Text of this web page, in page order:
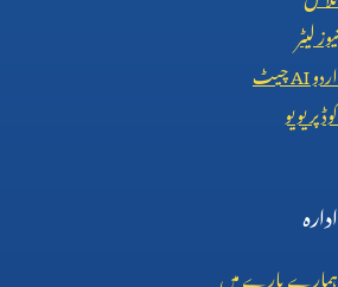
نیوز لیٹر
اردوAIچیٹ
کوڈ پریویو
ادارہ
ہمارے بارے میں